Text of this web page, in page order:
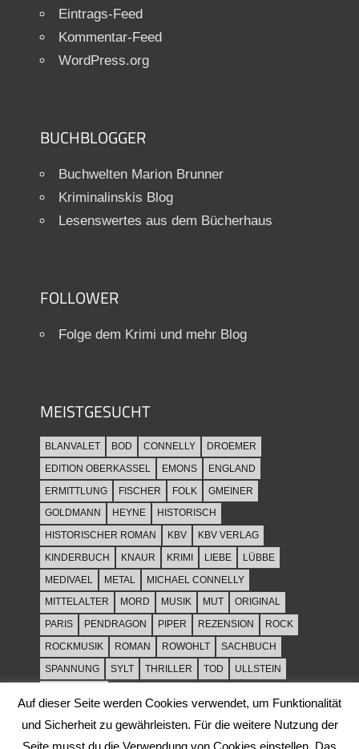
Eintrags-Feed
Kommentar-Feed
WordPress.org
BUCHBLOGGER
Buchwelten Marion Brunner
Kriminalinskis Blog
Lesenswertes aus dem Bücherhaus
FOLLOWER
Folge dem Krimi und mehr Blog
MEISTGESUCHT
BLANVALET BOD CONNELLY
DROEMER
EDITION OBERKASSEL
EMONS
ENGLAND
ERMITTLUNG
FISCHER FOLK
GMEINER
GOLDMANN
HEYNE
HISTORISCH
HISTORISCHER ROMAN
KBV
KBV VERLAG
KINDERBUCH
KNAUR KRIMI LIEBE
LÜBBE
MEDIVAEL
METAL
MICHAEL CONNELLY
MITTELALTER
MORD MUSIK MUT
ORIGINAL
PARIS
PENDRAGON PIPER REZENSION
ROCK
ROCKMUSIK
ROMAN ROWOHLT
SACHBUCH
SPANNUNG
SYLT THRILLER TOD
ULLSTEIN
Auf dieser Seite werden Cookies verwendet, um Funktionalität
und Sicherheit zu gewährleisten. Für die weitere Nutzung der
Seite musst du die Verwendung von Cookies einstellen. Das